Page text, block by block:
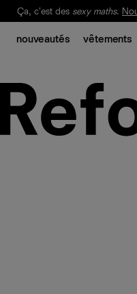
Notre Bilan Responsable
Ça, c'est des sexy maths.
nouveautés vêtements